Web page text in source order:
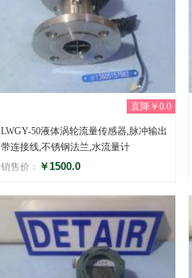
直降￥0.0
LWGY-50液体涡轮流量传感器,脉冲输出
带连接线,不锈钢法兰,水流量计
销售价： ￥1500.0
评分
(0)